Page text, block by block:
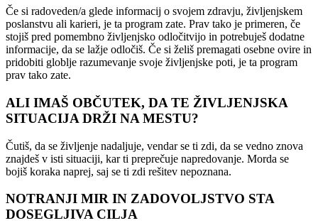
Če si radoveden/a glede informacij o svojem zdravju, življenjskem
poslanstvu ali karieri, je ta program zate. Prav tako je primeren, če
stojiš pred pomembno življenjsko odločitvijo in potrebuješ dodatne
informacije, da se lažje odločiš. Če si želiš premagati osebne ovire in
pridobiti globlje razumevanje svoje življenjske poti, je ta program
prav tako zate.
ALI IMAŠ OBČUTEK, DA TE ŽIVLJENJSKA
SITUACIJA DRŽI NA MESTU?
Čutiš, da se življenje nadaljuje, vendar se ti zdi, da se vedno znova
znajdeš v isti situaciji, kar ti preprečuje napredovanje. Morda se
bojiš koraka naprej, saj se ti zdi rešitev nepoznana.
NOTRANJI MIR IN ZADOVOLJSTVO STA
DOSEGLJIVA CILJA